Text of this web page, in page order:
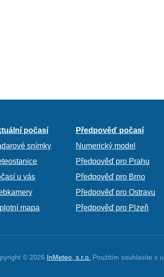
počasí
snímky
u vás
mapa
Předpověď počasí
Numerický model
Předpověď pro Prahu
Předpověď pro Brno
Předpověď pro Ostravu
Předpověď pro Plzeň
© 2026 InMeteo, s.r.o. Použitím souhlasíte s